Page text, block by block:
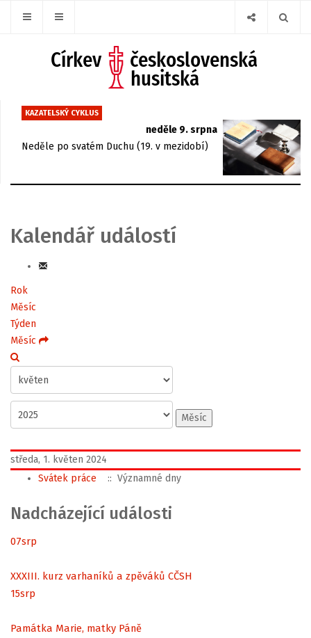
KAZATELSKÝ CYKLUS
neděle 9. srpna
Neděle po svatém Duchu (19. v mezidobí)
Kalendář událostí
Rok
Měsíc
Týden
Měsíc
Měsíc
středa, 1. květen 2024
Svátek práce
:: Významné dny
Nadcházející události
07srp
XXXIII. kurz varhaníků a zpěváků CČSH
15srp
Památka Marie, matky Páně